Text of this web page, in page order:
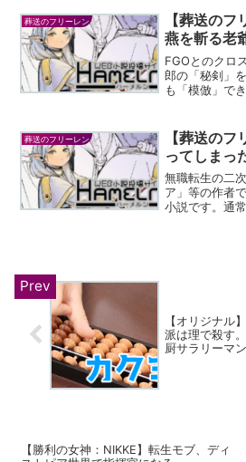
葬送のフリーレン
【葬送の
燕を斬る老
FGOとのクロ
郎の「秘剣」
も「模倣」で
葬送のフリーレン
【葬送の
ってしまっ
無職転生の二
ア」等の作者
小説です。通
【オリジナル
派は理で殺す
厨サラリーマ
【勝利の女神：NIKKE】転生モブ、ディ